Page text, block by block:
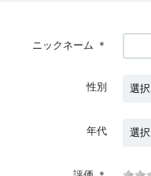
ニックネーム ＊
性別
年代